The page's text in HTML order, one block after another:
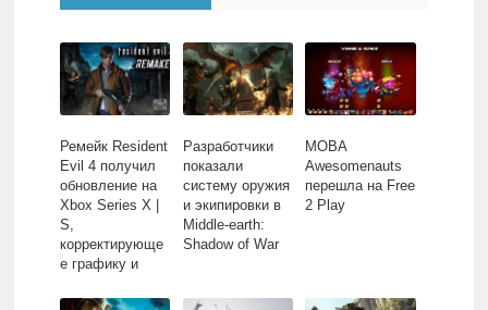
Ремейк Resident
Evil 4 получил
обновление на
Xbox Series X |
S,
корректирующе
е графику и
Разработчики
показали
систему оружия
и экипировки в
Middle-earth:
Shadow of War
MOBA
Awesomenauts
перешла на Free
2 Play